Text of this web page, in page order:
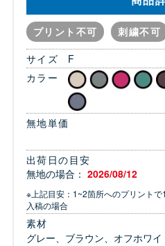
プリント不可
刺繍不可
サイズ
F
カラー
無地単価
出荷日の目安
無地の場合： 2026/08/12
※上記目安：1~2箇所へのプリント
入稿の場合
素材
グレー、ブラウン、オフホワ